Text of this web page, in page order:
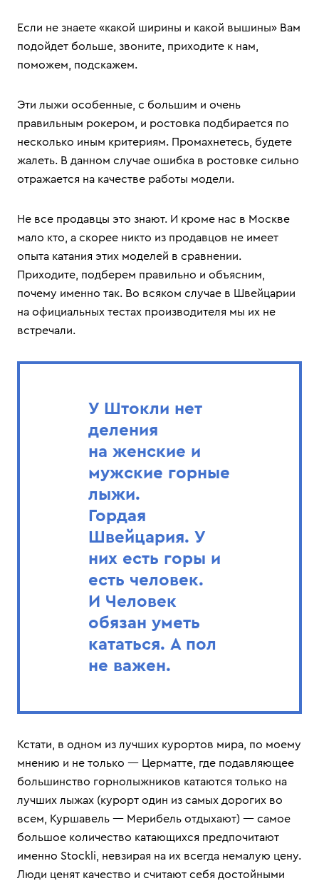
Если не знаете «какой ширины и какой вышины» Вам
подойдет больше, звоните, приходите к нам,
поможем, подскажем.
Эти лыжи особенные, с большим и очень
правильным рокером, и ростовка подбирается по
несколько иным критериям. Промахнетесь, будете
жалеть. В данном случае ошибка в ростовке сильно
отражается на качестве работы модели.
Не все продавцы это знают. И кроме нас в Москве
мало кто, а скорее никто из продавцов не имеет
опыта катания этих моделей в сравнении.
Приходите, подберем правильно и объясним,
почему именно так. Во всяком случае в Швейцарии
на официальных тестах производителя мы их не
встречали.
У Штокли нет
деления
на женские и
мужские горные
лыжи.
Гордая
Швейцария. У
них есть горы и
есть человек.
И Человек
обязан уметь
кататься. А пол
не важен.
Кстати, в одном из лучших курортов мира, по моему
мнению и не только — Церматте, где подавляющее
большинство горнолыжников катаются только на
лучших лыжах (курорт один из самых дорогих во
всем, Куршавель — Мерибель отдыхают) — самое
большое количество катающихся предпочитают
именно Stockli, невзирая на их всегда немалую цену.
Люди ценят качество и считают себя достойными